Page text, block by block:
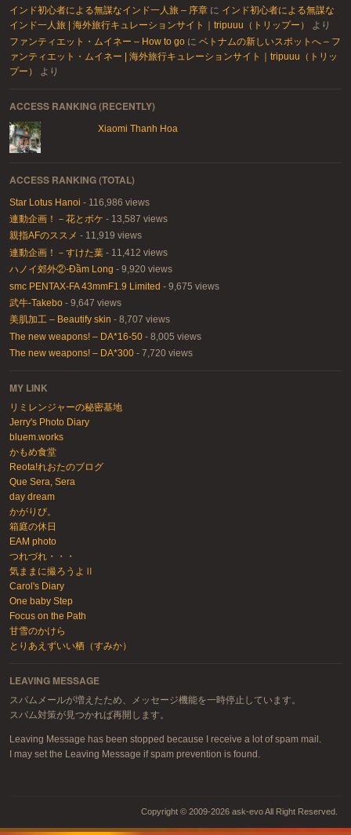
インド初心者による無謀なインド一人旅 – 序章に インド初心者による無謀な
インド一人旅 | 海外旅行キュレーションサイト｜tripuuu（トリップー）
より
ファンティエット・ムイネー – How to goに ベトナムの新しいスポットへ – フ
ァンティエット・ムイネー | 海外旅行キュレーションサイト｜tripuuu（トリッ
プー）
より
ACCESS RANKING (RECENTLY)
Xiaomi Thanh Hoa
ACCESS RANKING (TOTAL)
Star Lotus Hanoi - 116,986 views
連動企画！－花とボケ - 13,587 views
親指AFのススメ - 11,919 views
連動企画！－すけた葉- 11,412 views
ハノイ郊外②-Đầm Long - 9,920 views
smc PENTAX-FA 43mmF1.9 Limited - 9,675 views
武牛-Takebo- 9,647 views
美肌加工 – Beautify skin - 8,707 views
The new weapons! – DA*16-50- 8,005 views
The new weapons! – DA*300- 7,720 views
MY LINK
リミレンジャーの秘密基地
Jerry's Photo Diary
bluem.works
かもめ食堂
Reota!れおたのブログ
Que Sera, Sera
day dream
かがりび。
箱庭の休日
EAM photo
つれづれ・・・
気ままに撮ろうよⅡ
Carol's Diary
One baby Step
Focus on the Path
甘雪のかけら
とりあえずいい栖（すみか）
LEAVING MESSAGE
スパムメールが増えたため、メッセージ機能を一時停止しています。
スパム対策が見つかれば再開します。
Leaving Message has been stopped because I receive a lot of spam mail.
I may set the Leaving Message if spam prevention is found.
Copyright © 2009-2026 ask-evo All Right Reserved.